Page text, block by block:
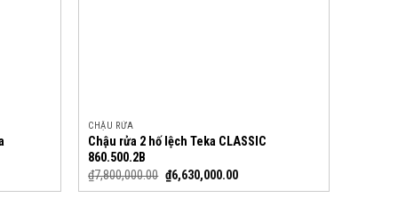
CHẬU RỬA
Chậu rửa 2 hố lệch Teka CLASSIC
860.500.2B
₫7,800,000.00 ₫6,630,000.00